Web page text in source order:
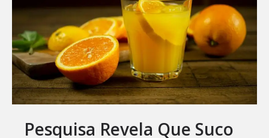
Pesquisa Revela Que Suco